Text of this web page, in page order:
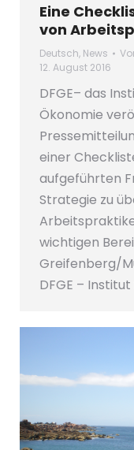
Eine
von
Deutsch, News
12. August 2016
DFGE– das
Ökonomie
einer
aufgeführten
Strategie zu
wichtigen
Greifenberg/
DFGE –